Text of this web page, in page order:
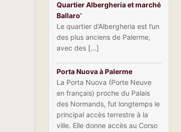
Quartier Albergheria et marché
Ballaro’
Le quartier d’Albergheria est l’un
des plus anciens de Palerme,
avec des […]
Porta Nuova à Palerme
La Porta Nuova (Porte Neuve
en français) proche du Palais
des Normands, fut longtemps le
principal accès terrestre à la
ville. Elle donne accès au Corso